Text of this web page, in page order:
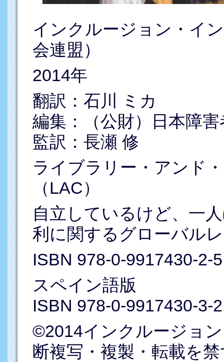
インクルージョン・イ
会連盟）
2014年
翻訳：石川 ミカ
編集：（公財）日本障
監訳：長瀬 修
ライブラリー・アンド
（LAC）
自立しているけど、一
利に関するグローバル
ISBN 978-0-9917430-2-5
スペイン語版
ISBN 978-0-9917430-3-2
©2014インクルージョ
断複写・複製・転載を